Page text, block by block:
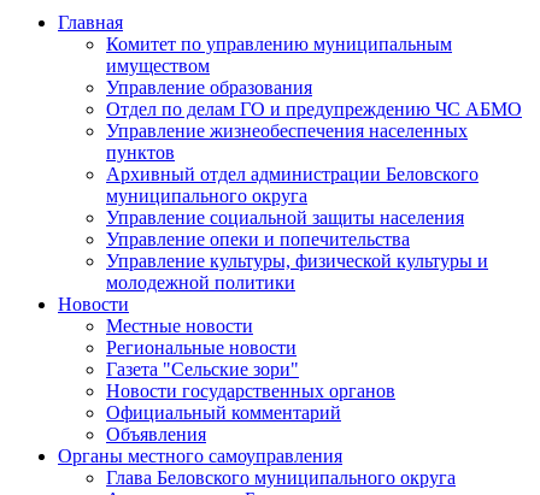
Главная
Комитет по управлению муниципальным
имуществом
Управление образования
Отдел по делам ГО и предупреждению ЧС АБМО
Управление жизнеобеспечения населенных
пунктов
Архивный отдел администрации Беловского
муниципального округа
Управление социальной защиты населения
Управление опеки и попечительства
Управление культуры, физической культуры и
молодежной политики
Новости
Местные новости
Региональные новости
Газета "Сельские зори"
Новости государственных органов
Официальный комментарий
Объявления
Органы местного самоуправления
Глава Беловского муниципального округа